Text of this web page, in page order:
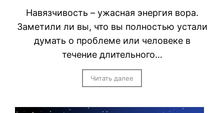
Навязчивость – ужасная энергия вора.
Заметили ли вы, что вы полностью устали
думать о проблеме или человеке в
течение длительного…
Читать далее